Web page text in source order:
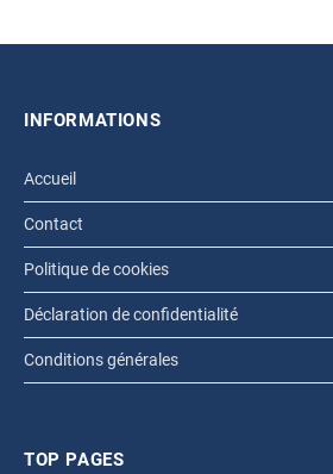
INFORMATIONS
Accueil
Contact
Politique de cookies
Déclaration de confidentialité
Conditions générales
TOP PAGES